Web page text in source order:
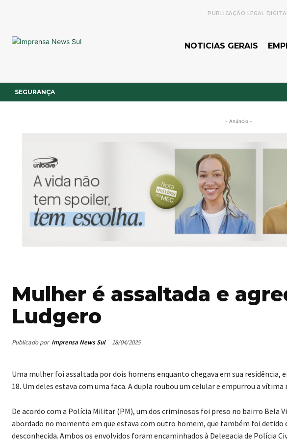
PUBLICAÇÃO LEGAL
NOTICIAS GERAIS
SEGURANÇA
- Anúncio -
Mulher é assaltada e
Ludgero
Publicado por Imprensa News Sul 18/04/2025
Uma mulher foi assaltada por dois homens enquanto chegava em sua residência,
18. Um deles estava com uma faca. A dupla roubou um celular e empurrou a vítima
De acordo com a Polícia Militar (PM), um dos criminosos foi preso no bairro Bela
abordado no momento em que estava com outro homem, que também foi detido
desconhecida. Ambos os envolvidos foram encaminhados à Delegacia de Polícia